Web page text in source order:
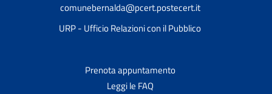
comunebernalda@pcert.postecert.it
URP - Ufficio Relazioni con il Pubblico
Prenota appuntamento
Leggi le FAQ